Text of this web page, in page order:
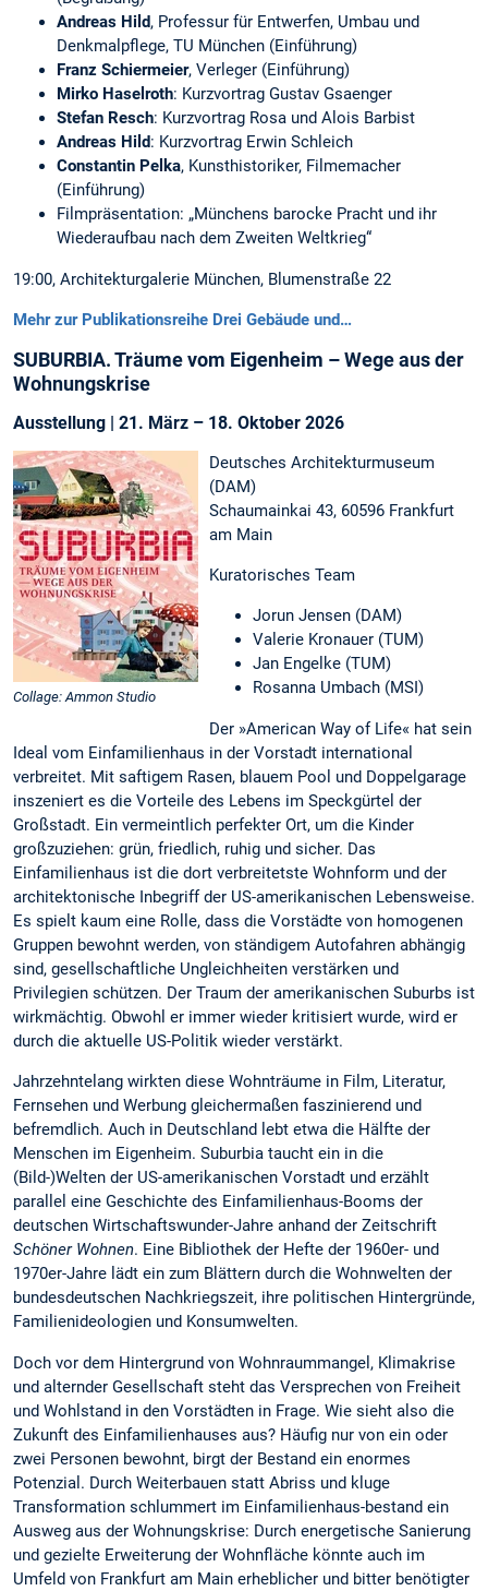
Andreas Hild, Professur für Entwerfen, Umbau und
Denkmalpflege, TU München (Einführung)
Franz Schiermeier, Verleger (Einführung)
Mirko Haselroth: Kurzvortrag Gustav Gsaenger
Stefan Resch: Kurzvortrag Rosa und Alois Barbist
Andreas Hild: Kurzvortrag Erwin Schleich
Constantin Pelka, Kunsthistoriker, Filmemacher
(Einführung)
Filmpräsentation: „Münchens barocke Pracht und ihr
Wiederaufbau nach dem Zweiten Weltkrieg“
19:00, Architekturgalerie München, Blumenstraße 22
Mehr zur Publikationsreihe Drei Gebäude und…
SUBURBIA. Träume vom Eigenheim – Wege aus der
Wohnungskrise
Ausstellung | 21. März – 18. Oktober 2026
Collage: Ammon Studio
Deutsches Architekturmuseum
(DAM)
Schaumainkai 43, 60596 Frankfurt
am Main
Kuratorisches Team
Jorun Jensen (DAM)
Valerie Kronauer (TUM)
Jan Engelke (TUM)
Rosanna Umbach (MSI)
Der »American Way of Life« hat sein
Ideal vom Einfamilienhaus in der Vorstadt international
verbreitet. Mit saftigem Rasen, blauem Pool und Doppelgarage
inszeniert es die Vorteile des Lebens im Speckgürtel der
Großstadt. Ein vermeintlich perfekter Ort, um die Kinder
großzuziehen: grün, friedlich, ruhig und sicher. Das
Einfamilienhaus ist die dort verbreitetste Wohnform und der
architektonische Inbegriff der US-amerikanischen Lebensweise.
Es spielt kaum eine Rolle, dass die Vorstädte von homogenen
Gruppen bewohnt werden, von ständigem Autofahren abhängig
sind, gesellschaftliche Ungleichheiten verstärken und
Privilegien schützen. Der Traum der amerikanischen Suburbs ist
wirkmächtig. Obwohl er immer wieder kritisiert wurde, wird er
durch die aktuelle US-Politik wieder verstärkt.
Jahrzehntelang wirkten diese Wohnträume in Film, Literatur,
Fernsehen und Werbung gleichermaßen faszinierend und
befremdlich. Auch in Deutschland lebt etwa die Hälfte der
Menschen im Eigenheim. Suburbia taucht ein in die
(Bild-)Welten der US-amerikanischen Vorstadt und erzählt
parallel eine Geschichte des Einfamilienhaus-Booms der
deutschen Wirtschaftswunder-Jahre anhand der Zeitschrift
Schöner Wohnen. Eine Bibliothek der Hefte der 1960er- und
1970er-Jahre lädt ein zum Blättern durch die Wohnwelten der
bundesdeutschen Nachkriegszeit, ihre politischen Hintergründe,
Familienideologien und Konsumwelten.
Doch vor dem Hintergrund von Wohnraummangel, Klimakrise
und alternder Gesellschaft steht das Versprechen von Freiheit
und Wohlstand in den Vorstädten in Frage. Wie sieht also die
Zukunft des Einfamilienhauses aus? Häufig nur von ein oder
zwei Personen bewohnt, birgt der Bestand ein enormes
Potenzial. Durch Weiterbauen statt Abriss und kluge
Transformation schlummert im Einfamilienhaus-bestand ein
Ausweg aus der Wohnungskrise: Durch energetische Sanierung
und gezielte Erweiterung der Wohnfläche könnte auch im
Umfeld von Frankfurt am Main erheblicher und bitter benötigter